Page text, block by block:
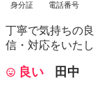
身分証 電話番号
丁寧で気持ちの
信・対応をいた
良い 田中